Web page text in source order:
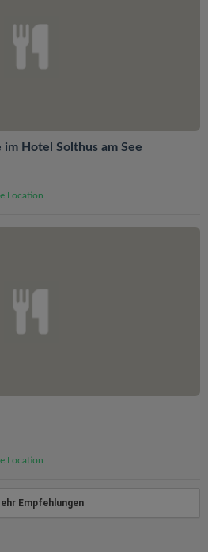
Hotel Solthus am See
Location
Location
Empfehlungen